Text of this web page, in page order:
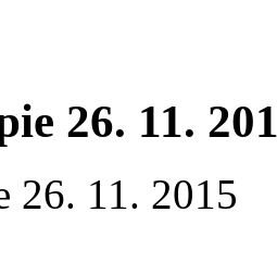
26. 11.
26. 11. 2015